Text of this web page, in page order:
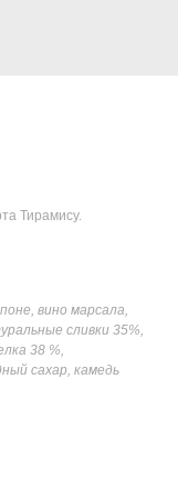
Тирамису.
вино марсала,
сливки 35%,
38 %,
сахар, камедь